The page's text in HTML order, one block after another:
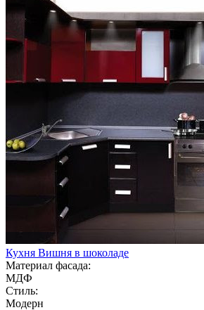
Кухня Вишня в шоколаде
Материал фасада:
МДФ
Стиль:
Модерн